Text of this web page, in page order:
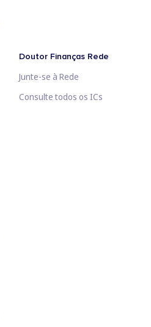
Doutor Finanças Rede
Junte-se à Rede
Consulte todos os ICs